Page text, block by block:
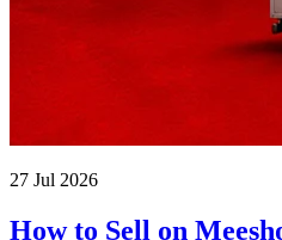
27 Jul 2026
How to Sell on